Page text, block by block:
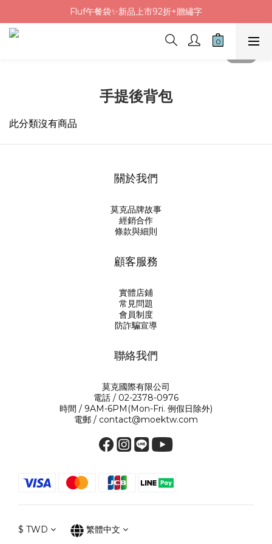
Fluf午餐袋✨新品上市92折+贈繡字
Fluf午餐袋✨新品上市92折+贈繡字
三色碗組上市🍚贈中英文姓名&【水果】雷雕
手提後背包
此分類沒有商品
關於我們
莫克品牌故事
經銷合作
條款與細則
顧客服務
實體店鋪
常見問題
會員制度
防詐騙宣導
聯絡我們
莫克國際有限公司
電話 / 02-2378-0976
時間 / 9AM-6PM(Mon-Fri. 例假日除外)
電郵 / contact@moektw.com
$ TWD 繁體中文